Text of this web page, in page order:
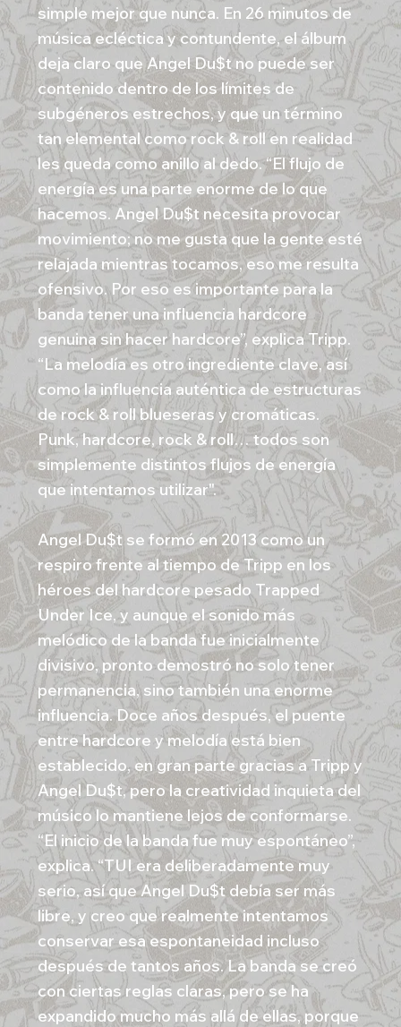
simple mejor que nunca. En 26 minutos de
música ecléctica y contundente, el álbum
deja claro que Angel Du$t no puede ser
contenido dentro de los límites de
subgéneros estrechos, y que un término
tan elemental como rock & roll en realidad
les queda como anillo al dedo. “El flujo de
energía es una parte enorme de lo que
hacemos. Angel Du$t necesita provocar
movimiento; no me gusta que la gente esté
relajada mientras tocamos, eso me resulta
ofensivo. Por eso es importante para la
banda tener una influencia hardcore
genuina sin hacer hardcore”, explica Tripp.
“La melodía es otro ingrediente clave, así
como la influencia auténtica de estructuras
de rock & roll blueseras y cromáticas.
Punk, hardcore, rock & roll… todos son
simplemente distintos flujos de energía
que intentamos utilizar".
Angel Du$t se formó en 2013 como un
respiro frente al tiempo de Tripp en los
héroes del hardcore pesado Trapped
Under Ice, y aunque el sonido más
melódico de la banda fue inicialmente
divisivo, pronto demostró no solo tener
permanencia, sino también una enorme
influencia. Doce años después, el puente
entre hardcore y melodía está bien
establecido, en gran parte gracias a Tripp y
Angel Du$t, pero la creatividad inquieta del
músico lo mantiene lejos de conformarse.
“El inicio de la banda fue muy espontáneo”,
explica. “TUI era deliberadamente muy
serio, así que Angel Du$t debía ser más
libre, y creo que realmente intentamos
conservar esa espontaneidad incluso
después de tantos años. La banda se creó
con ciertas reglas claras, pero se ha
expandido mucho más allá de ellas, porque